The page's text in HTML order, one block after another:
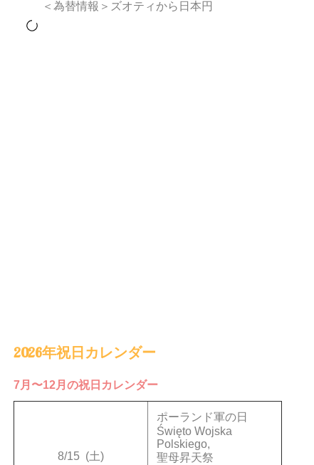
＜為替情報＞ズオティから日本円
2026年祝日カレンダー
7月〜12月の祝日カレンダー
8/15 (土)
ポーランド軍の日
Święto Wojska
Polskiego,
聖母昇天祭